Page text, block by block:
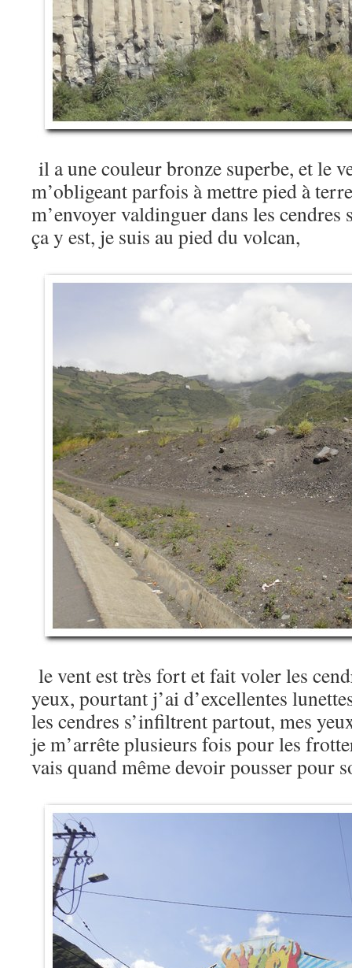
il a une couleur bronze superbe, et le
m’obligeant parfois à mettre pied à
m’envoyer valdinguer dans les
ça y est, je suis au pied du volcan,
le vent est très fort et fait voler les
yeux, pourtant j’ai d’excellentes
les cendres s’infiltrent partout, mes
je m’arrête plusieurs fois pour les
vais quand même devoir pousser pour